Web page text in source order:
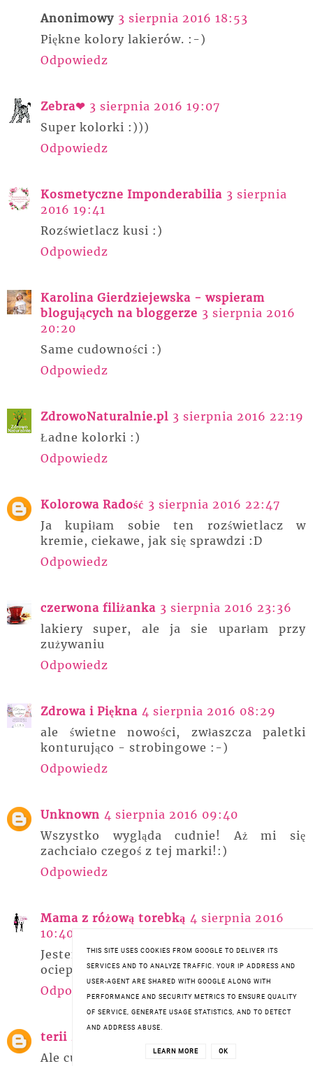
Anonimowy 3 sierpnia 2016 18:53
Piękne kolory lakierów. :-)
Odpowiedz
Zebra❤ 3 sierpnia 2016 19:07
Super kolorki :)))
Odpowiedz
Kosmetyczne Imponderabilia 3 sierpnia
2016 19:41
Rozświetlacz kusi :)
Odpowiedz
Karolina Gierdziejewska - wspieram
blogujących na bloggerze 3 sierpnia 2016
20:20
Same cudowności :)
Odpowiedz
ZdrowoNaturalnie.pl 3 sierpnia 2016 22:19
Ładne kolorki :)
Odpowiedz
Kolorowa Radość 3 sierpnia 2016 22:47
Ja kupiłam sobie ten rozświetlacz w
kremie, ciekawe, jak się sprawdzi :D
Odpowiedz
czerwona filiżanka 3 sierpnia 2016 23:36
lakiery super, ale ja sie uparłam przy
zużywaniu
Odpowiedz
Zdrowa i Piękna 4 sierpnia 2016 08:29
ale świetne nowości, zwłaszcza paletki
konturująco - strobingowe :-)
Odpowiedz
Unknown 4 sierpnia 2016 09:40
Wszystko wygląda cudnie! Aż mi się
zachciało czegoś z tej marki!:)
Odpowiedz
Mama z różową torebką 4 sierpnia 2016
10:40
Jestem bardzo ciekawa tych produktów do
ocieplania/konturowania :)
Odpowiedz
terii 4 sierpnia 2016 12:27
Ale cuda!!! zwłaszcza lakiery <3
THIS SITE USES COOKIES FROM GOOGLE TO DELIVER ITS
SERVICES AND TO ANALYZE TRAFFIC. YOUR IP ADDRESS AND
USER-AGENT ARE SHARED WITH GOOGLE ALONG WITH
PERFORMANCE AND SECURITY METRICS TO ENSURE QUALITY
OF SERVICE, GENERATE USAGE STATISTICS, AND TO DETECT
AND ADDRESS ABUSE.
LEARN MORE OK